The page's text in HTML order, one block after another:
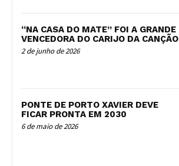
“NA CASA DO MATE” FOI A GRANDE
VENCEDORA DO CARIJO DA CANÇÃO
2 de junho de 2026
PONTE DE PORTO XAVIER DEVE
FICAR PRONTA EM 2030
6 de maio de 2026